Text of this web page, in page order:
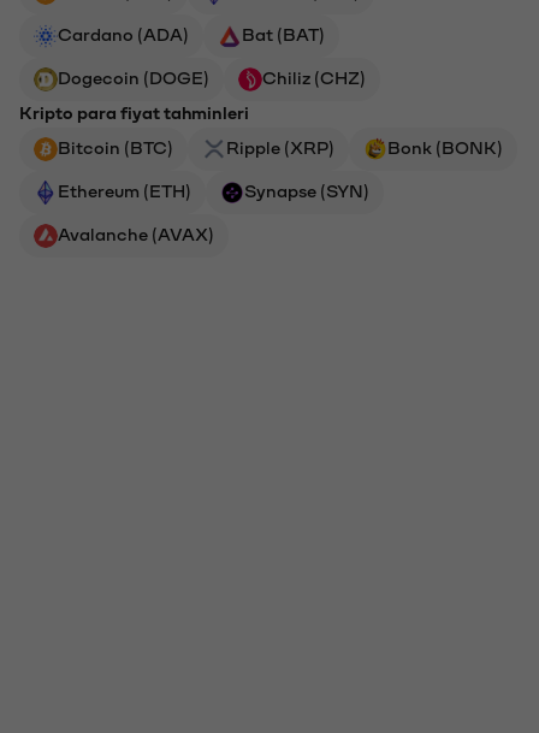
Cardano (ADA) Bat (BAT)
Dogecoin (DOGE)
Chiliz (CHZ)
Kripto para fiyat tahminleri
Bitcoin (BTC)
Ripple (XRP) Bonk (BONK)
Ethereum (ETH) Synapse (SYN)
Avalanche (AVAX)